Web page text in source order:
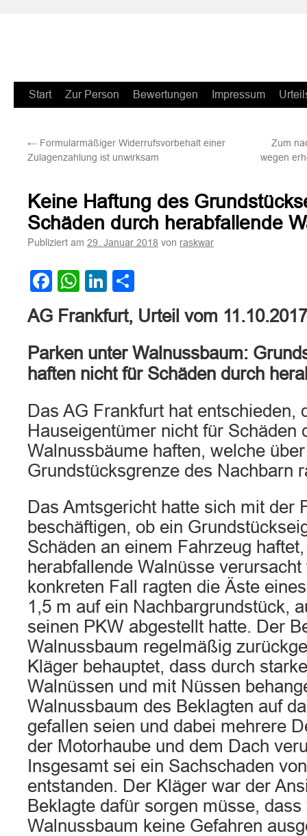
Zum
springen
Start Zur Person Bewertungen Impressum
← Formularmäßiger Widerrufsvorbehalt einer
Zulagenzahlung ist unwirksam
Zum
wegen
Keine Haftung des
Schäden durch herabfallende
Publiziert am 29. Januar 2018 von raskwar
Facebook
WhatsApp
LinkedIn
AG Frankfurt, Urteil vom
Parken unter Walnussbaum:
haften nicht für Schäden durch
Das AG Frankfurt hat entschieden,
Hauseigentümer nicht für Schäden
Walnussbäume haften, welche
Grundstücksgrenze des Nachbarn
Das Amtsgericht hatte sich mit der
beschäftigen, ob ein
Schäden an einem Fahrzeug
herabfallende Walnüsse
konkreten Fall ragten die Äste
1,5 m auf ein Nachbargrundstück,
seinen PKW abgestellt hatte. Der
Walnussbaum regelmäßig
Kläger behauptet, dass durch
Walnüssen und mit Nüssen
Walnussbaum des Beklagten auf
gefallen seien und dabei mehrere
der Motorhaube und dem Dach
Insgesamt sei ein Sachschaden
entstanden. Der Kläger war der
Beklagte dafür sorgen müsse,
Walnussbaum keine Gefahren